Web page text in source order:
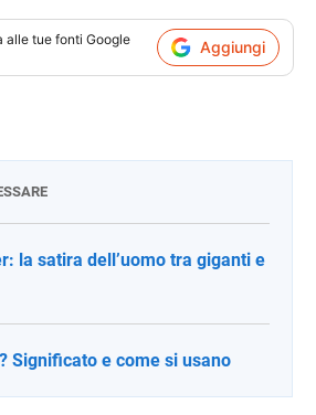
alle tue fonti Google
Aggiungi
la satira dell’uomo tra giganti e
Significato e come si usano